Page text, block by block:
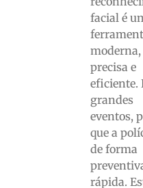
facial é
moderna,
precisa e
eficiente.
grandes
eventos,
que a
de forma
rápida.